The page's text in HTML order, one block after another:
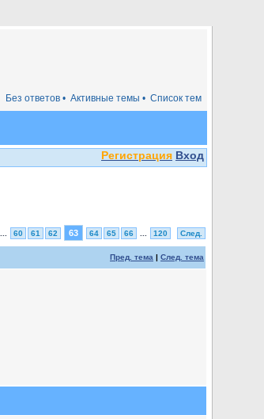
Список тем
Активные темы •
Без ответов •
Регистрация Вход
60 61 62 63 64 65 66 120 След.
Пред. тема | След. тема